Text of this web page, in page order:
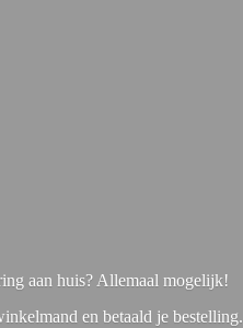
aan huis? Allemaal mogelijk!
en betaald je bestelling.